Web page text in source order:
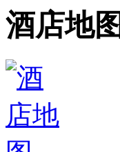
酒店地图